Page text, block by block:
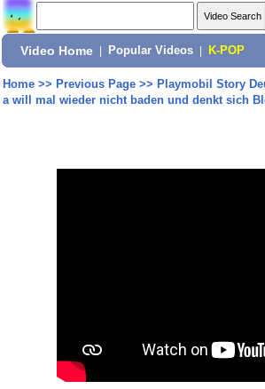
Video Home Popular Videos K-POP
Home>> Previous Page>> Playmobil Story
a will mal wieder nicht baden und denkt sich